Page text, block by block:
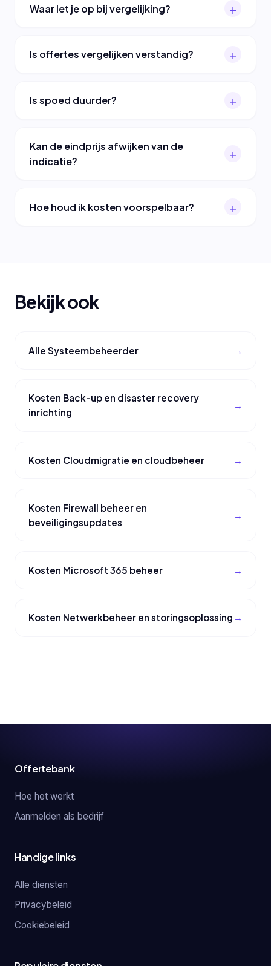
Waar let je op bij vergelijking?
Is offertes vergelijken verstandig?
Is spoed duurder?
Kan de eindprijs afwijken van de
indicatie?
Hoe houd ik kosten voorspelbaar?
Bekijk ook
Alle Systeembeheerder
Kosten Back-up en disaster recovery
inrichting
Kosten Cloudmigratie en cloudbeheer
Kosten Firewall beheer en
beveiligingsupdates
Kosten Microsoft 365 beheer
Kosten Netwerkbeheer en storingsoplossing
Offertebank
Hoe het werkt
Aanmelden als bedrijf
Handige links
Alle diensten
Privacybeleid
Cookiebeleid